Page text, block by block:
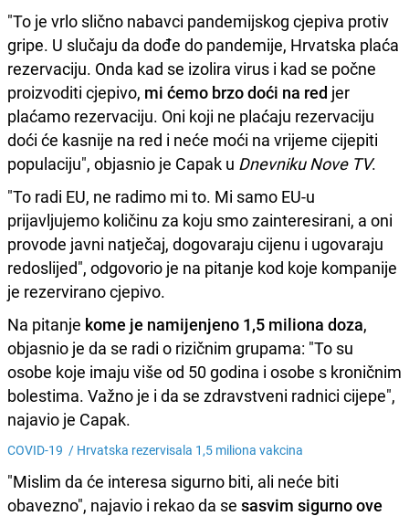
"To je vrlo slično nabavci pandemijskog cjepiva protiv
gripe. U slučaju da dođe do pandemije, Hrvatska plaća
rezervaciju. Onda kad se izolira virus i kad se počne
proizvoditi cjepivo, mi ćemo brzo doći na red jer
plaćamo rezervaciju. Oni koji ne plaćaju rezervaciju
doći će kasnije na red i neće moći na vrijeme cijepiti
populaciju", objasnio je Capak u Dnevniku Nove TV.
"To radi EU, ne radimo mi to. Mi samo EU-u
prijavljujemo količinu za koju smo zainteresirani, a oni
provode javni natječaj, dogovaraju cijenu i ugovaraju
redoslijed", odgovorio je na pitanje kod koje kompanije
je rezervirano cjepivo.
Na pitanje kome je namijenjeno 1,5 miliona doza,
objasnio je da se radi o rizičnim grupama: "To su
osobe koje imaju više od 50 godina i osobe s kroničnim
bolestima. Važno je i da se zdravstveni radnici cijepe",
najavio je Capak.
COVID-19 / Hrvatska rezervisala 1,5 miliona vakcina
"Mislim da će interesa sigurno biti, ali neće biti
obavezno", najavio i rekao da se sasvim sigurno ove